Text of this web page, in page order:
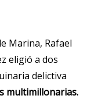
Marina, Rafael
eligió a dos
delictiva
multimillonarias.